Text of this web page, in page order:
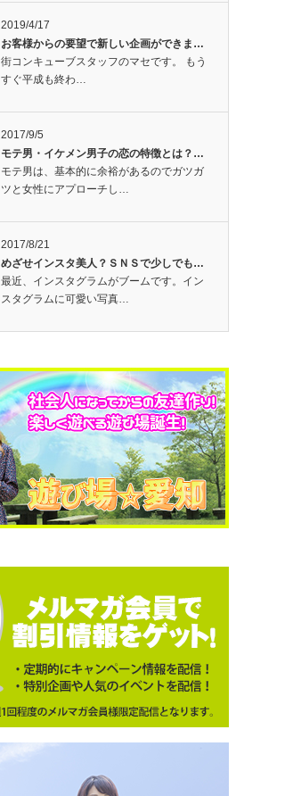
2019/4/17
お客様からの要望で新しい企画ができま…
街コンキューブスタッフのマセです。 もう
すぐ平成も終わ…
2017/9/5
モテ男・イケメン男子の恋の特徴とは？…
モテ男は、基本的に余裕があるのでガツガ
ツと女性にアプローチし…
2017/8/21
めざせインスタ美人？ＳＮＳで少しでも…
最近、インスタグラムがブームです。イン
スタグラムに可愛い写真…